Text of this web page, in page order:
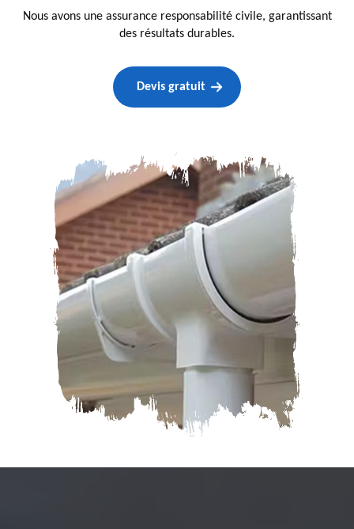
Nous avons une assurance responsabilité civile, garantissant
des résultats durables.
Devis gratuit